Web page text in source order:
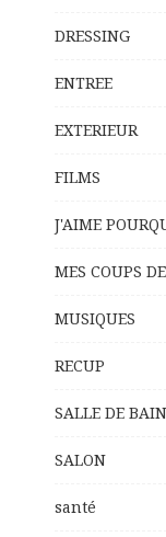
DRESSING
ENTREE
EXTERIEUR
FILMS
J'AIME
MES COUPS
MUSIQUES
RECUP
SALLE DE BAIN
SALON
santé